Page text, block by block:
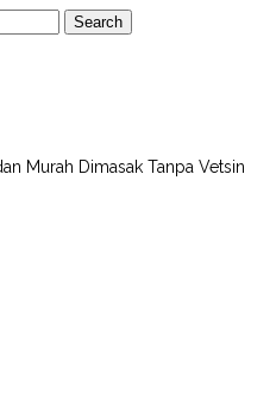
Murah Dimasak Tanpa Vetsin